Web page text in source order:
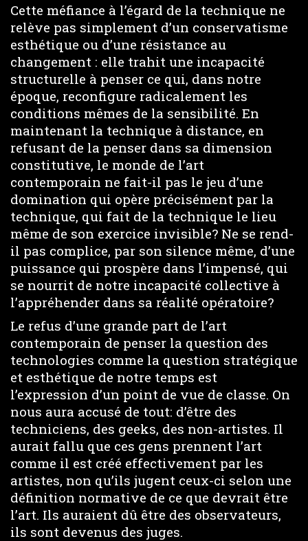
Cette méfiance à l’égard de la technique ne
relève pas simplement d’un conservatisme
esthétique ou d’une résistance au
changement : elle trahit une incapacité
structurelle à penser ce qui, dans notre
époque, reconfigure radicalement les
conditions mêmes de la sensibilité. En
maintenant la technique à distance, en
refusant de la penser dans sa dimension
constitutive, le monde de l’art
contemporain ne fait-il pas le jeu d’une
domination qui opère précisément par la
technique, qui fait de la technique le lieu
même de son exercice invisible? Ne se rend-
il pas complice, par son silence même, d’une
puissance qui prospère dans l’impensé, qui
se nourrit de notre incapacité collective à
l’appréhender dans sa réalité opératoire?
Le refus d’une grande part de l’art
contemporain de penser la question des
technologies comme la question stratégique
et esthétique de notre temps est
l’expression d’un point de vue de classe. On
nous aura accusé de tout: d’être des
techniciens, des geeks, des non-artistes. Il
aurait fallu que ces gens prennent l’art
comme il est créé effectivement par les
artistes, non qu’ils jugent ceux-ci selon une
définition normative de ce que devrait être
l’art. Ils auraient dû être des observateurs,
ils sont devenus des juges.